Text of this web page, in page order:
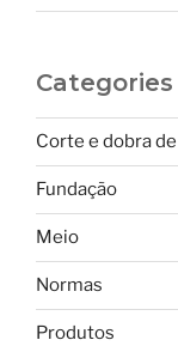
Categories
Corte e dobra
Fundação
Meio
Normas
Produtos